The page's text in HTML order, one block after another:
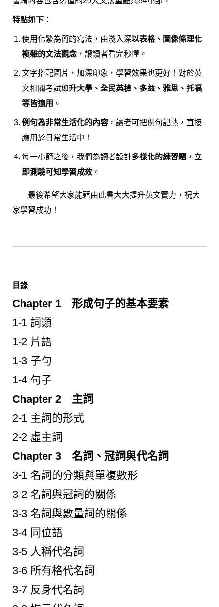
特點如下：
使用化繁為簡的寫法，由淺入深以表格、圖像條理化
複雜的文法觀念，讓讀者看完秒懂。
文字搭配圖片，加深印象，學習效果也更好！對於英
文相關考試如升大學、全民英檢、多益、雅思、托福
等皆適用 。
例句為非常生活化的內容 ，讀者可把例句記熟，直接
應用於日常生活中！
每一小節之後，我們為讀者設計多樣化的練習題，立
即測驗可知學習成效 。
最後希望大家能藉由此書大大提升英文實力，祝大
家學習成功！
目錄
Chapter 1 形成句子的基本要素
1-1 詞類
1-2 片語
1-3 子句
1-4 句子
Chapter 2 主詞
2-1 主詞的形式
2-2 虛主詞
Chapter 3 名詞、冠詞與代名詞
3-1 名詞的分類與單複數形
3-2 名詞與冠詞的關係
3-3 名詞與數量詞的關係
3-4 同位語
3-5 人稱代名詞
3-6 所有格代名詞
3-7 反身代名詞